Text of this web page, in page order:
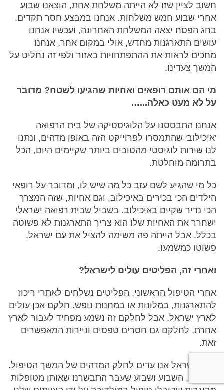
חשוב לציין שזו לא הייתה משלחת אחת, הוצאנו שבוע
אחרי שבוע חמש משלחות. אנחנו במבצע חסר תקדים.
בחג הפסח יצאה המשלחת האחרונה, ועכשיו אנחנו
עושים התארגנות מחדש, אולי במקום אחר, אנחנו
מחכים לראות את ההתפתחויות באזור ולפי זה נחליט על
המשך צעדינו.
מי הם אותם רופאים ואחיות שהגיעו לשטח? מדובר
על לא מעט כאלה...…
אנחנו התבססנו על הלוגיסטיקה של בית הרפואה
'איכילוב' שהתמסרו לפרוייקט הזה באופן מדהים, ונתנו
לנו שירות לוגיסטי מהטובים ביותר שקיימים היום, הכל
בתרומה מוחלטת.
כל מי שהגיע לשם עזב כל מה שיש לו, ומדובר על רופאי
הילדים הכי בכירים באיכילוב, וגם אחיות, שזה המצרך
הכי נדיר שקיים באיכילוב. בשביל שבית רפואה ישראלי
ישחרר את האחיות שלו הוא צריך התארגנות לא פשוטה
בכלל. אבל הייתה פה משימה להציל את עם ישראל,
פשוטו כמשמעו.
ואחרי זה, הפליטים עולים לישראל?
אחרי הטיפול הראשוני, הפליטים נשלחים לאתרי ריכוז
להתארגנות, במלונות או במחנות נופש. חלקם אכן עולים
לארץ ישראל, אבל לחלקם זה נשמע מפחיד לעבור לארץ
אחרת, לחלקם גם חסרים טפסים וניירות המאפשרים
זאת.
כאן בישראל אנו עדים לחלק המדהים של המשך הטיפול.
לדוגמא, השבוע ושבוע שעבר התבשרנו שאותן מטופלות